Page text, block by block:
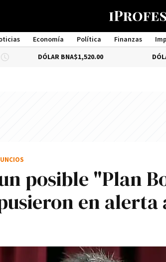
Economía Política Finanzas
DÓLAR BNA $1,520.00 -
posible "Plan
en